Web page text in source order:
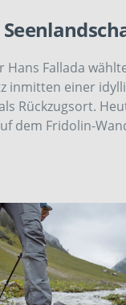
Hans Fallada
inmitten einer
Rückzugsort.
dem Fridolin-